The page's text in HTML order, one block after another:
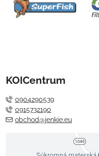
KOICentrum
0904290539
0915732190
obchod@jenkie.eu